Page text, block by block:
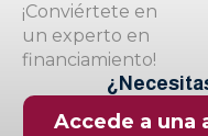
¡Conviértete en
un experto en
financiamiento!
Accede a una